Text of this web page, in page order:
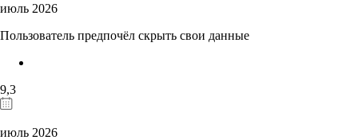
июль 2026
Пользователь предпочёл скрыть свои данные
9,3
июль 2026